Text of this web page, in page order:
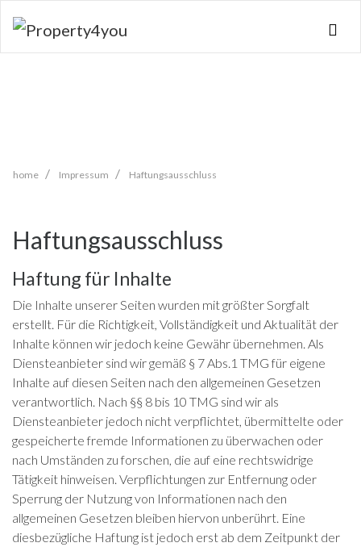
home Impressum Haftungsausschluss
Haftungsausschluss
Haftung für Inhalte
Die Inhalte unserer Seiten wurden mit größter Sorgfalt
erstellt. Für die Richtigkeit, Vollständigkeit und Aktualität der
Inhalte können wir jedoch keine Gewähr übernehmen. Als
Diensteanbieter sind wir gemäß § 7 Abs.1 TMG für eigene
Inhalte auf diesen Seiten nach den allgemeinen Gesetzen
verantwortlich. Nach §§ 8 bis 10 TMG sind wir als
Diensteanbieter jedoch nicht verpflichtet, übermittelte oder
gespeicherte fremde Informationen zu überwachen oder
nach Umständen zu forschen, die auf eine rechtswidrige
Tätigkeit hinweisen. Verpflichtungen zur Entfernung oder
Sperrung der Nutzung von Informationen nach den
allgemeinen Gesetzen bleiben hiervon unberührt. Eine
diesbezügliche Haftung ist jedoch erst ab dem Zeitpunkt der